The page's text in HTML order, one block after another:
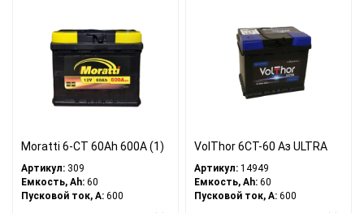
Moratti 6-CT 60Ah 600A (1)
Артикул: 309
Емкость, Ah: 60
Пусковой ток, A: 600
VolThor 6СТ-60 Аз ULTRA
Артикул: 14949
Емкость, Ah: 60
Пусковой ток, A: 600